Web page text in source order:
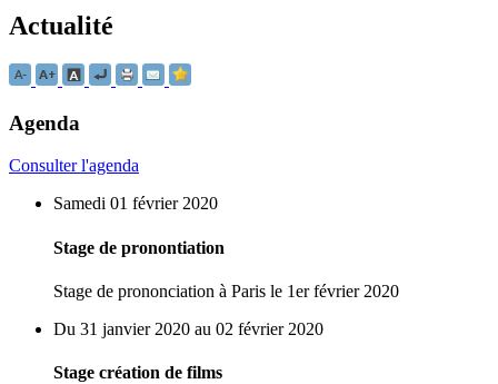
Actualité
Agenda
Consulter l'agenda
Samedi 01 février 2020
Stage de pronontiation
Stage de prononciation à Paris le 1er février 2020
Du 31 janvier 2020 au 02 février 2020
Stage création de films